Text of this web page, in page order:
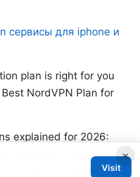
сервисы для iphone и
plan is right for you
NordVPN Plan for
explained for 2026:
and how to save
×
Visit